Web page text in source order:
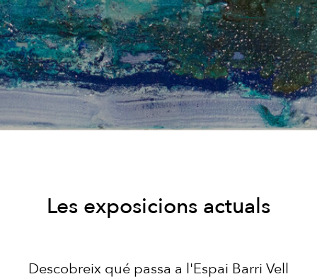
Les exposicions actuals
Descobreix qué passa a l'Espai Barri Vell